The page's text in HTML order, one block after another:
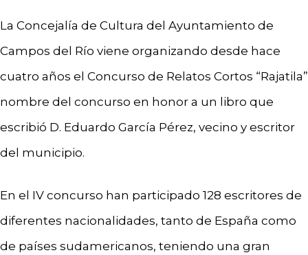
La Concejalía de Cultura del Ayuntamiento de
Campos del Río viene organizando desde hace
cuatro años el Concurso de Relatos Cortos “Rajatila”
nombre del concurso en honor a un libro que
escribió D. Eduardo García Pérez, vecino y escritor
del municipio.
En el IV concurso han participado 128 escritores de
diferentes nacionalidades, tanto de España como
de países sudamericanos, teniendo una gran